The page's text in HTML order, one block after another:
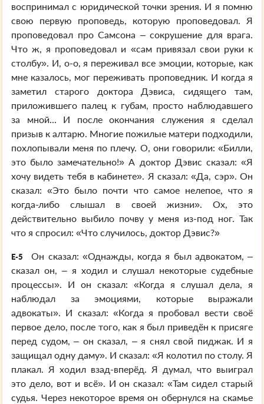
воспринимал с юридической точки зрения. И я помню
свою первую проповедь, которую проповедовал. Я
проповедовал про Самсона – сокрушение для врага.
Что ж, я проповедовал и «сам привязал свои руки к
столбу». И, о-о, я переживал все эмоции, которые, как
мне казалось, мог переживать проповедник. И когда я
заметил старого доктора Дэвиса, сидящего там,
приложившего палец к губам, просто наблюдавшего
за мной... И после окончания служения я сделал
призыв к алтарю. Многие пожилые матери подходили,
похлопывали меня по плечу. О, они говорили: «Билли,
это было замечательно!» А доктор Дэвис сказал: «Я
хочу видеть тебя в кабинете». Я сказал: «Да, сэр». Он
сказал: «Это было почти что самое нелепое, что я
когда-либо слышал в своей жизни». Ох, это
действительно выбило почву у меня из-под ног. Так
что я спросил: «Что случилось, доктор Дэвис?»
E-5
Он сказал: «Однажды, когда я был адвокатом, –
сказал он, – я ходил и слушал некоторые судебные
процессы». И он сказал: «Когда я слушал дела, я
наблюдал за эмоциями, которые выражали
адвокаты». И сказал: «Когда я пробовал вести своё
первое дело, после того, как я был приведён к присяге
перед судом, – он сказал, – я снял свой пиджак. И я
защищал одну даму». И сказал: «Я колотил по столу. Я
плакал. Я ходил взад-вперёд. Я думал, что выиграл
это дело, вот и всё». И он сказал: «Там сидел старый
судья. Через некоторое время он обернулся на скамье